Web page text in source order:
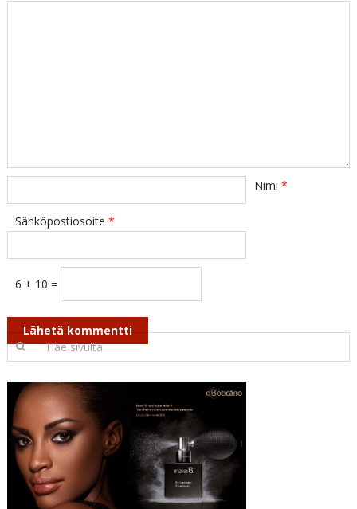
Nimi *
Sähköpostiosoite *
6 + 10 =